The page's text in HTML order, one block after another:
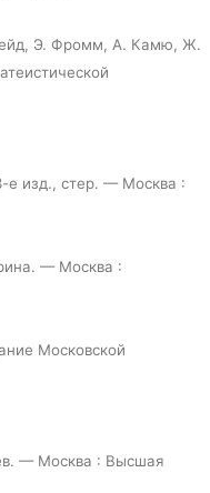
Э. Фромм, А. Камю, Ж.
е изд., стер. — Москва :
— Москва :
Московской
— Москва : Высшая